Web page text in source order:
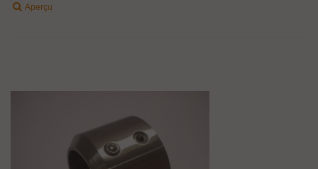
Aperçu